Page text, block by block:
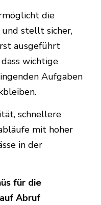
die
stellt sicher,
ausgeführt
wichtige
Aufgaben
schnellere
mit hoher
in der
für die
Abruf